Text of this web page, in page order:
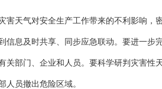
天气对安全生产工作带来的不利影响
信息及时共享、同步应急联动。要进一
关部门、企业和人员。要科学研判灾害
人员撤出危险区域。